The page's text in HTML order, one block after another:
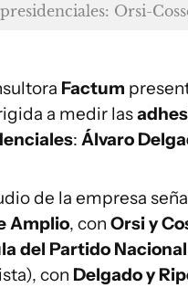
Orsi-
Factum
a medir las
: Álvaro
de la empresa
Amplio, con Orsi y
del Partido Nacional
con Delgado y